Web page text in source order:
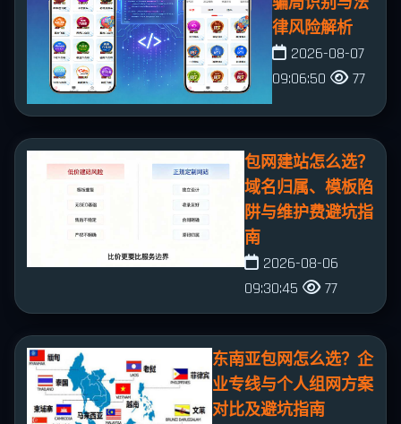
律风险解析
2026-08-07
09:06:50
77
包网建站怎么选？
域名归属、模板陷
阱与维护费避坑指
南
2026-08-06
09:30:45
77
东南亚包网怎么选？企
业专线与个人组网方案
对比及避坑指南